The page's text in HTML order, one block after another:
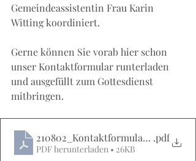
Gemeindeassistentin Frau Karin
Witting koordiniert.
Gerne können Sie vorab hier schon
unser Kontaktformular runterladen
und ausgefüllt zum Gottesdienst
mitbringen.
210802_Kontaktformular Messe
.pdf
PDF herunterladen • 26KB